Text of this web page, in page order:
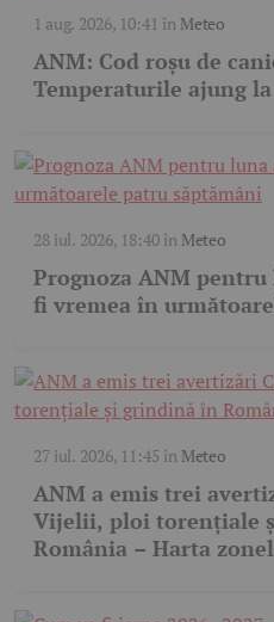
1 aug. 2026, 10:41 în Meteo
ANM: Cod roșu de
Temperaturile ajung la
28 iul. 2026, 18:40în Meteo
Prognoza ANM pentru
fi vremea în
27 iul. 2026, 11:45 în Meteo
ANM a emis trei
Vijelii, ploi torențiale
România – Harta